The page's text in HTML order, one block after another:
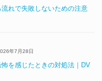
れで失敗しないための注意
年7月28日
を感じたときの対処法｜DV